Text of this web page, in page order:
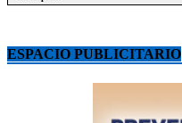
ESPACIO PUBLICITARIO